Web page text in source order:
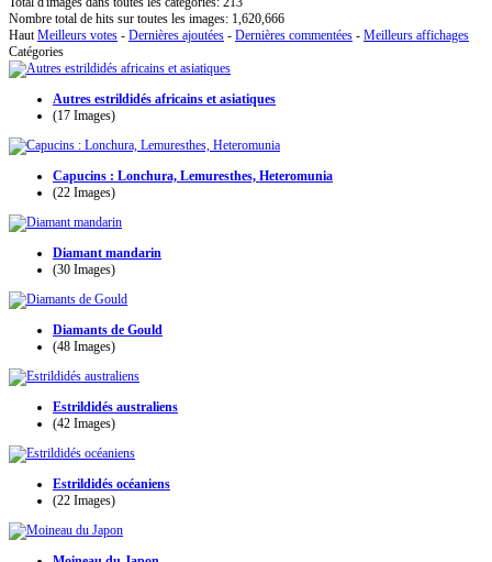
Nombre total de hits sur toutes les images: 1,620,666
HautMeilleurs votes - Dernières ajoutées - Dernières commentées - Meilleurs affichages
Catégories
Autres estrildidés africains et asiatiques
(17 Images)
Capucins : Lonchura, Lemuresthes, Heteromunia
(22 Images)
Diamant mandarin
(30 Images)
Diamants de Gould
(48 Images)
Estrildidés australiens
(42 Images)
Estrildidés océaniens
(22 Images)